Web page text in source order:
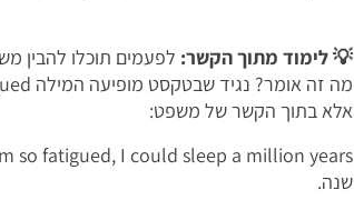
💡לימוד מתוך הקשר: לפעמים תוכלו להבין
אלא בתוך הקשר של משפט:
שנה.